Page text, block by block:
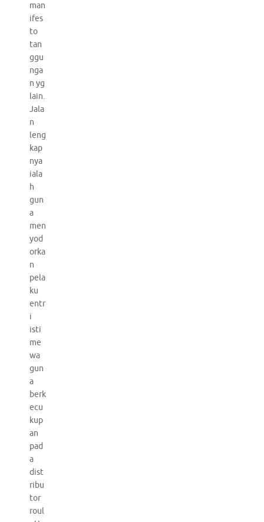
man
ifes
to
tan
ggu
nga
n yg
lain.
Jala
n
leng
kap
nya
iala
h
gun
a
men
yod
orka
n
pela
ku
entr
i
isti
me
wa
gun
a
berk
ecu
kup
an
pad
a
dist
ribu
tor
roul